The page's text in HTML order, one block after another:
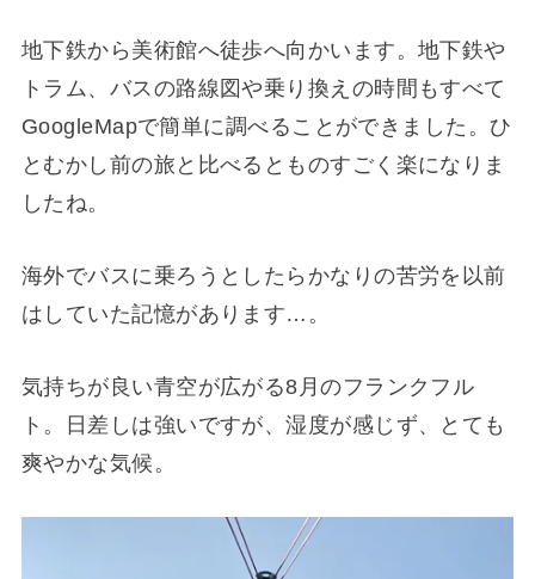
地下鉄から美術館へ徒歩へ向かいます。地下鉄や
トラム、バスの路線図や乗り換えの時間もすべて
GoogleMapで簡単に調べることができました。ひ
とむかし前の旅と比べるとものすごく楽になりま
したね。
海外でバスに乗ろうとしたらかなりの苦労を以前
はしていた記憶があります…。
気持ちが良い青空が広がる8月のフランクフル
ト。日差しは強いですが、湿度が感じず、とても
爽やかな気候。